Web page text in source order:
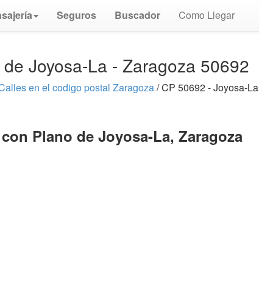
Seguros Buscador Como Llegar
Joyosa-La - Zaragoza 50692
en el codigo postal Zaragoza/ CP 50692 - Joyosa-La
Plano de Joyosa-La, Zaragoza